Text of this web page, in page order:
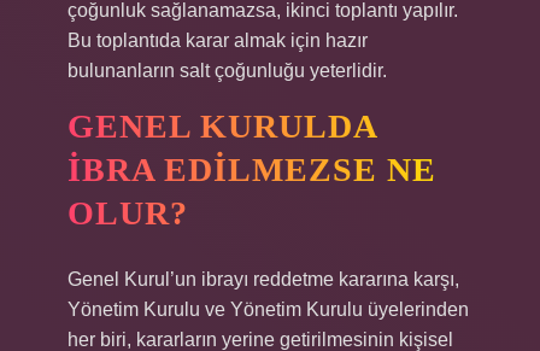
çoğunluk sağlanamazsa, ikinci toplantı yapılır.
Bu toplantıda karar almak için hazır
bulunanların salt çoğunluğu yeterlidir.
GENEL KURULDA
IBRA EDILMEZSE NE
OLUR?
Genel Kurul’un ibrayı reddetme kararına karşı,
Yönetim Kurulu ve Yönetim Kurulu üyelerinden
her biri, kararların yerine getirilmesinin kişisel